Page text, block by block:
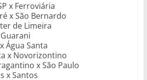
x Ferroviária
x São Bernardo
de Limeira
Água Santa
x Novorizontino
x São Paulo
x Santos